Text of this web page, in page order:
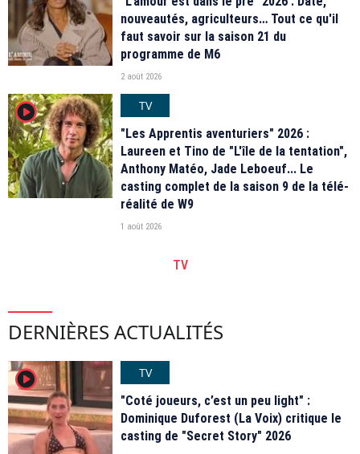
nouveautés, agriculteurs… Tout ce qu'il
faut savoir sur la saison 21 du
programme de M6
2 août 2026
player2
TV
"Les Apprentis aventuriers" 2026 :
Laureen et Tino de "L'île de la tentation",
Anthony Matéo, Jade Leboeuf... Le
casting complet de la saison 9 de la télé-
réalité de W9
1 août 2026
TV
DERNIÈRES ACTUALITÉS
player2
TV
"Coté joueurs, c’est un peu light" :
Dominique Duforest (La Voix) critique le
casting de "Secret Story" 2026